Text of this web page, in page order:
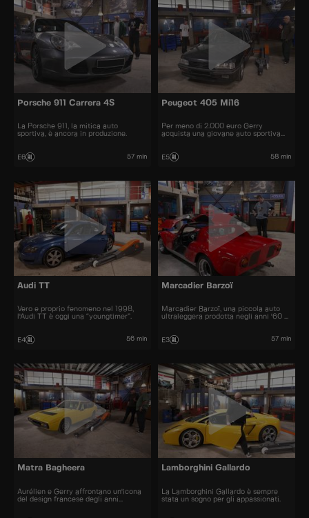
Porsche 911 Carrera 4S
La Porsche 911, la mitica auto
sportiva, è ancora in produzione.
E6 57 min
Peugeot 405 Mi16
Per meno di 2.000 euro Gerry
acquista una giovane auto sportiva
E5 58 min
Audi TT
Vero e proprio fenomeno nel 1998,
l'Audi TT è oggi una “youngtimer”.
E4 56 min
Marcadier Barzoï
Marcadier Barzoï, una piccola auto
ultraleggera prodotta negli anni '60 e
E3 57 min
Matra Bagheera
Aurélien e Gerry affrontano un'icona
del design francese degli anni
Lamborghini Gallardo
La Lamborghini Gallardo è sempre
stata un sogno per gli appassionati.